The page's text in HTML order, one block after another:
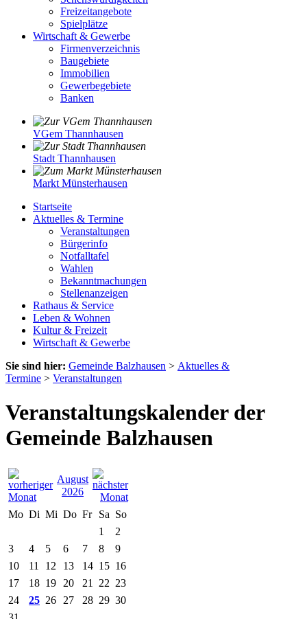
Freizeitangebote
Spielplätze
Wirtschaft & Gewerbe
Firmenverzeichnis
Baugebiete
Immobilien
Gewerbegebiete
Banken
VGem Thannhausen
Stadt Thannhausen
Markt Münsterhausen
Startseite
Aktuelles & Termine
Veranstaltungen
Bürgerinfo
Notfalltafel
Wahlen
Bekanntmachungen
Stellenanzeigen
Rathaus & Service
Leben & Wohnen
Kultur & Freizeit
Wirtschaft & Gewerbe
Sie sind hier: Gemeinde Balzhausen > Aktuelles &
Termine > Veranstaltungen
Veranstaltungskalender der
Gemeinde Balzhausen
August
2026
Mo Di Mi Do Fr Sa So
1
2
3
4 5 6 7 8
9
10
11 12 13 14 15 16
17
18 19 20 21 22 23
24
25 26 27 28 29 30